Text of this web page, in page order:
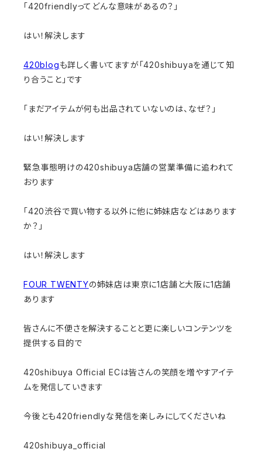
「420friendlyってどんな意味があるの？」
はい！解決します
420blogも詳しく書いてますが「420shibuyaを通じて知
り合うこと」です
「まだアイテムが何も出品されていないのは、なぜ？」
はい！解決します
緊急事態明けの420shibuya店舗の営業準備に追われて
おります
「420渋谷で買い物する以外に他に姉妹店などはあります
か？」
はい！解決します
FOUR TWENTYの姉妹店は東京に1店舗と大阪に1店舗
あります
皆さんに不便さを解決することと更に楽しいコンテンツを
提供する目的で
420shibuya Official ECは皆さんの笑顔を増やすアイテ
ムを発信していきます
今後とも420friendlyな発信を楽しみにしてくださいね
420shibuya_official